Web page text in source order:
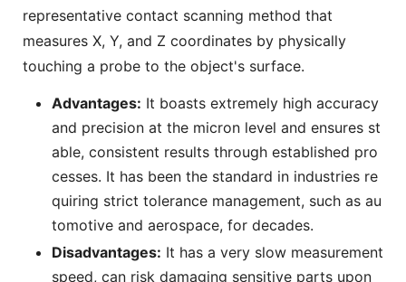
representative contact scanning method that
measures X, Y, and Z coordinates by physically
touching a probe to the object's surface.
Advantages: It boasts extremely high accuracy
and precision at the micron level and ensures st
able, consistent results through established pro
cesses. It has been the standard in industries re
quiring strict tolerance management, such as au
tomotive and aerospace, for decades.
Disadvantages: It has a very slow measurement
speed, can risk damaging sensitive parts upon